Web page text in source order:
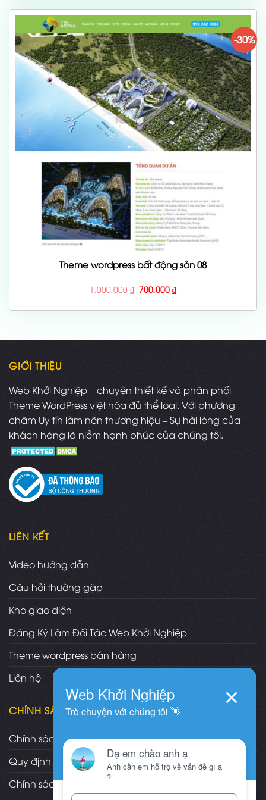
-30%
Theme wordpress bất động sản 08
1,000,000₫ Giá
gốc
1,000,000 ₫.
700,000₫Giá
hiện
là:
GIỚI THIỆU
Web Khởi Nghiệp – chuyên thiết kế và phân phối
Theme WordPress việt hóa đủ thể loại. Với phương
châm Uy tín làm nên thương hiệu – Sự hài lòng của
khách hàng là niềm hạnh phúc của chúng tôi.
LIÊN KẾT
Video hướng dẫn
Câu hỏi thường gặp
Kho giao diện
Đăng Ký Làm Đối Tác Web Khởi Nghiệp
Theme wordpress bán hàng
Liên hệ
CHÍNH SÁCH
Chính sách và quy định chung
Quy định và hình thức thanh toán
Chính sách vận chuyển/giao nhận/cài đặt